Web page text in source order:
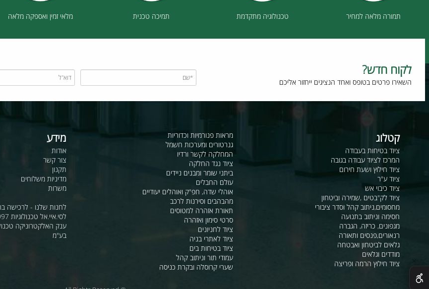
תמורה מלאה למחיר טכנולוגיה מתקדמת תמיכה טכנית מלאי זמין ואספקה מלאה
חדש?
פרטים בטופס ואחד הנציגים ייחזור אליכם
ציוד בטיחות בעבודה
המרכז לציוד עבודה בגובה
ציוד חילוץ ושעת חירום
ציוד כיבוי אש
ציוד לק"בטים ,שמירה וביטחון
מחסומים,ניתוב קהל וסדר ציבורי
חסימה וניתוב בתנועה
מגפונים, כריזה, הגברה
רנאורים,פנסים ותאורה
גלאים לביטחון ואבטחה
מראות פנורמיות וכדוריות
גנרטורים ומערכות חשמל
המחלקה לקשר ורדיו
ציוד נגד החלקה
ביתני שומר ומבנים ניידים
עולם החבלים
אוהלי שדה, חפ"ק ואוהלים יעודיים
מהבהבים וסירנות לרכב
תאורת אזהרה למטוסים
סרטי סימון ואזהרה
ציוד לחניונים
ציוד לאתרי בניה
מידע
אודות
צור קשר
מדיניות משלוחים
משרות
לחנות שלנו - לרכישה ברשת